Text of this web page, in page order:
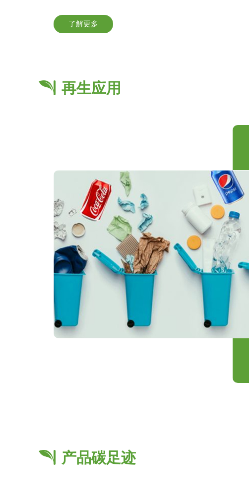
的（Affordable）。易回收和易再生是实现塑料
的基本保障。双易设计以易回收、易再生为核心
了解更多
再生应用
产品碳足迹